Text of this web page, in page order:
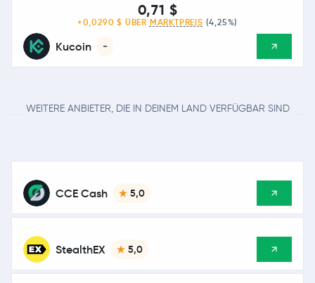
Kucoin -
0,71 $
+0,0290 $ ÜBER MARKTPREIS (4,25%)
WEITERE ANBIETER, DIE IN DEINEM LAND VERFÜGBAR SIND
CCE Cash 5,0
StealthEX 5,0